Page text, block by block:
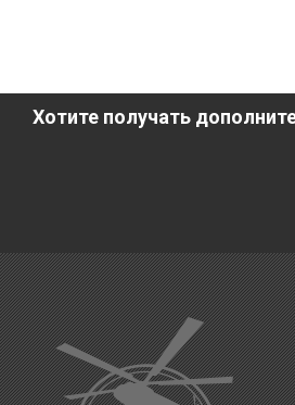
Хотите получать